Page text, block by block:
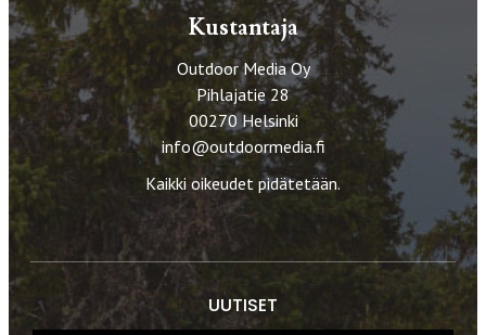
Kustantaja
Outdoor Media Oy
Pihlajatie 28
00270 Helsinki
info@outdoormedia.fi
Kaikki oikeudet pidätetään.
UUTISET